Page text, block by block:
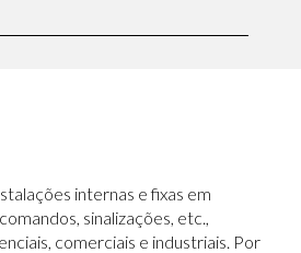
internas e fixas em
sinalizações, etc.,
comerciais e industriais. Por